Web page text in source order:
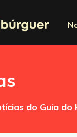
do Guia do